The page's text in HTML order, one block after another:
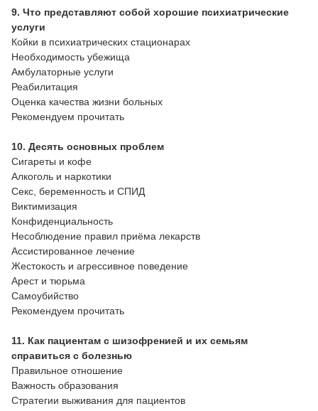
9. Что представляют собой хорошие психиатрические
услуги
Койки в психиатрических стационарах
Необходимость убежища
Амбулаторные услуги
Реабилитация
Оценка качества жизни больных
Рекомендуем прочитать
10. Десять основных проблем
Сигареты и кофе
Алкоголь и наркотики
Секс, беременность и СПИД
Виктимизация
Конфиденциальность
Несоблюдение правил приёма лекарств
Ассистированное лечение
Жестокость и агрессивное поведение
Арест и тюрьма
Самоубийство
Рекомендуем прочитать
11. Как пациентам с шизофренией и их семьям
справиться с болезнью
Правильное отношение
Важность образования
Стратегии выживания для пациентов